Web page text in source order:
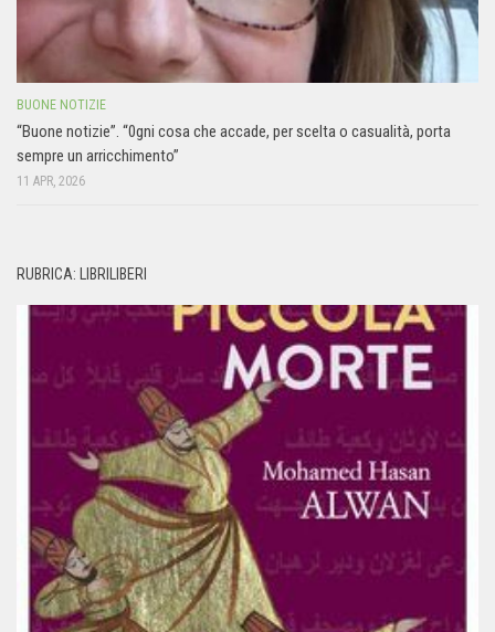
BUONE NOTIZIE
“Buone notizie”. “0gni cosa che accade, per scelta o casualità, porta
sempre un arricchimento”
11 APR, 2026
RUBRICA: LIBRILIBERI